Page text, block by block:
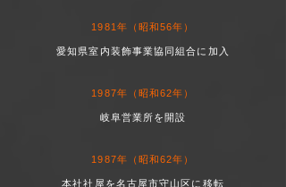
1981年（昭和56年）
愛知県室内装飾事業協同組合に加入
1987年（昭和62年）
岐阜営業所を開設
1987年（昭和62年）
本社社屋を名古屋市守山区に移転